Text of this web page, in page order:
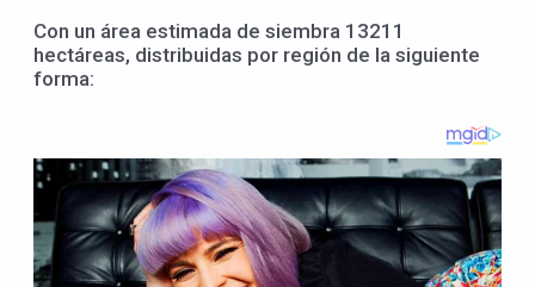
Con un área estimada de siembra 13211
hectáreas, distribuidas por región de la siguiente
forma: